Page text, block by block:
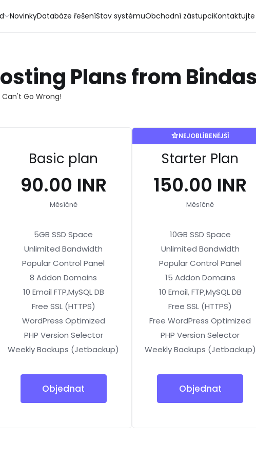
NovinkyDatabáze řešeníStav systémuObchodní zástupciKontaktujte
Plans from
Go Wrong!
Basic plan
₹90.00 INR
Měsíčně
5GB SSD Space
Unlimited Bandwidth
Popular Control Panel
8 Addon Domains
10 Email FTP,MySQL DB
Free SSL (HTTPS)
WordPress Optimized
PHP Version Selector
Weekly Backups (Jetbackup)
Objednat
NEJOBLÍBENĚJŠÍ
Starter Plan
₹150.00 INR
Měsíčně
10GB SSD Space
Unlimited Bandwidth
Popular Control Panel
15 Addon Domains
10 Email, FTP,MySQL DB
Free SSL (HTTPS)
Free WordPress Optimized
PHP Version Selector
Weekly Backups (Jetbackup)
Objednat